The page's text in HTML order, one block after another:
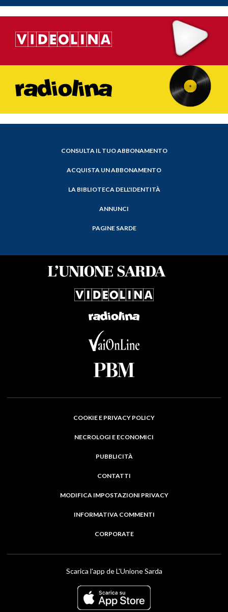
CONSULTA IL TUO ABBONAMENTO
ACQUISTA UN ABBONAMENTO
LA BIBLIOTECA DELL'IDENTITÀ
ANNUNCI
PAGINE SARDE
COOKIE E PRIVACY POLICY
NECROLOGI E ECONOMICI
PUBBLICITÀ
CONTATTI
MODIFICA IMPOSTAZIONI PRIVACY
INFORMATIVA COMMENTI
CORPORATE
Scarica l'app de L'Unione Sarda